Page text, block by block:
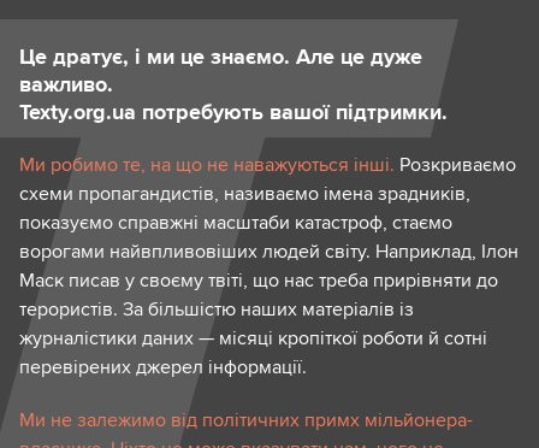
Це дратує, і ми це знаємо. Але це дуже
важливо.
Texty.org.ua потребують вашої підтримки.
Ми робимо те, на що не наважуються інші. Розкриваємо
схеми пропагандистів, називаємо імена зрадників,
показуємо справжні масштаби катастроф, стаємо
ворогами найвпливовіших людей світу. Наприклад, Ілон
Маск писав у своєму твіті, що нас треба прирівняти до
терористів. За більшістю наших матеріалів із
журналістики даних — місяці кропіткої роботи й сотні
перевірених джерел інформації.
Ми не залежимо від політичних примх мільйонера-